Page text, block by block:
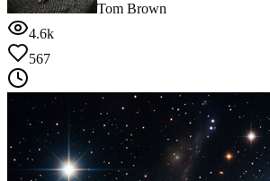
Tom Brown
4.6k
567